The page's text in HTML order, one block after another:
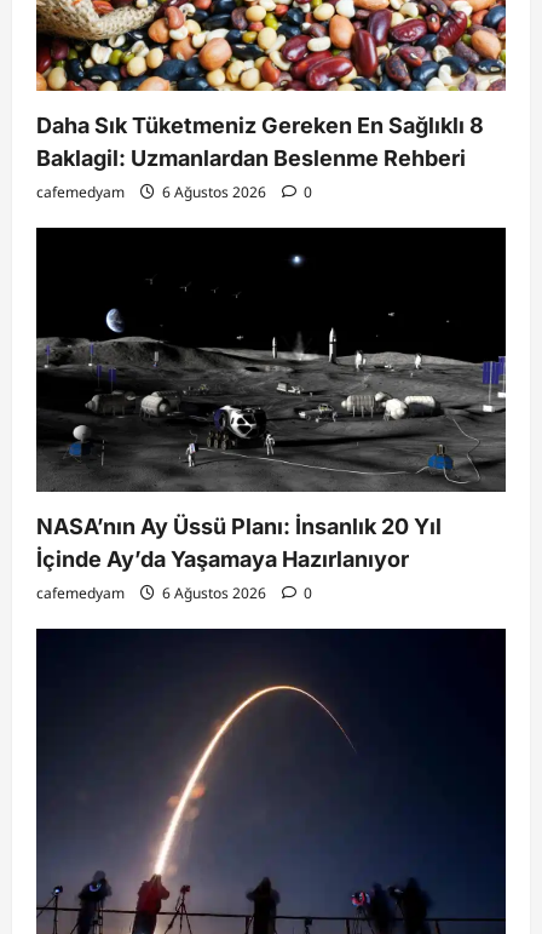
Daha Sık Tüketmeniz Gereken En Sağlıklı 8
Baklagil: Uzmanlardan Beslenme Rehberi
cafemedyam 6 Ağustos 2026 0
NASA’nın Ay Üssü Planı: İnsanlık 20 Yıl
İçinde Ay’da Yaşamaya Hazırlanıyor
cafemedyam 6 Ağustos 2026 0